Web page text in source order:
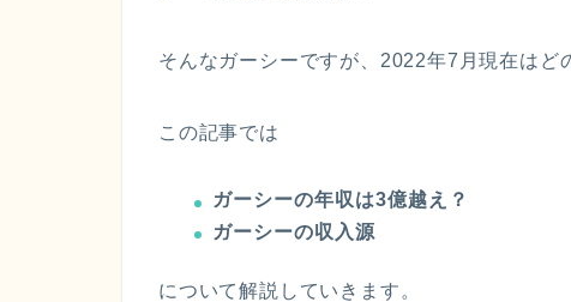
そんなガーシーですが、2022年7月現在はど
この記事では
ガーシーの年収は3億越え？
ガーシーの収入源
について解説していきます。